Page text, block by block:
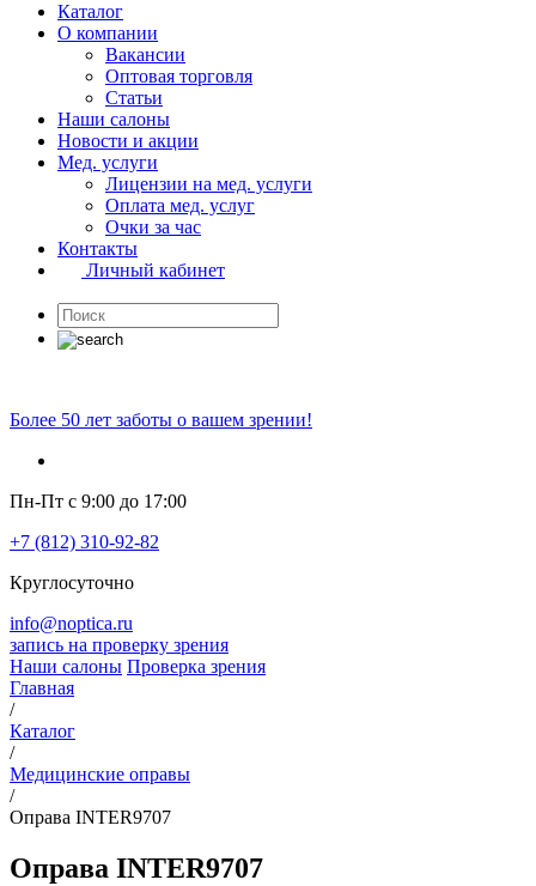
Каталог
О компании
Вакансии
Оптовая торговля
Статьи
Наши салоны
Новости и акции
Мед. услуги
Лицензии на мед. услуги
Оплата мед. услуг
Очки за час
Контакты
Личный кабинет
Более 50 лет заботы о вашем зрении!
Пн-Пт с 9:00 до 17:00
+7 (812) 310-92-82
Круглосуточно
info@noptica.ru
запись на проверку зрения
Наши салоны Проверка зрения
Главная
/
Каталог
/
Медицинские оправы
/
Оправа INTER9707
Оправа INTER9707